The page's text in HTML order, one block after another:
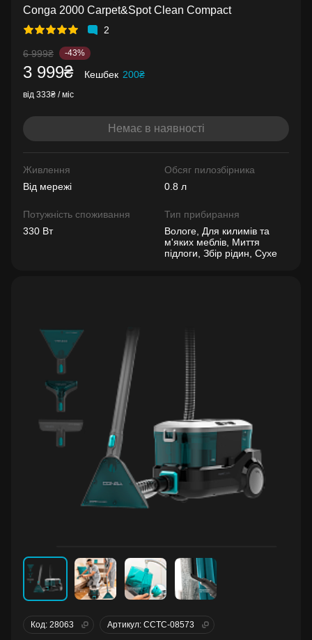
Conga 2000 Carpet&Spot Clean Compact
2
6 999₴ -43%
3 999₴ Кешбек 200₴
від 333₴ / міс
Немає в наявності
Живлення
Від мережі
Обсяг пилозбірника
0.8 л
Потужність споживання
330 Вт
Тип прибирання
Вологе, Для килимів та
м'яких меблів, Миття
підлоги, Збір рідин, Сухе
Код: 28063 Артикул: ССТС-08573